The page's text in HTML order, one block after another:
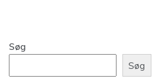
Søg
Søg